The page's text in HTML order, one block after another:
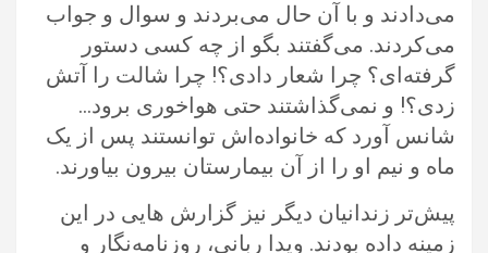
می‌دادند و با آن حال می‌بردند و سوال و ‏جواب
می‌کردند. می‌گفتند بگو از چه کسی دستور
گرفته‌ای؟ چرا شعار دادی؟! چرا شالت را آتش
شانس آورد که خانواده‌اش توانستند پس از یک
ماه و نیم او را از آن بیمارستان بیرون بیاورند. ‏
پیش‌تر زندانیان دیگر نیز گزارش هایی در این
زمینه داده بودند. ویدا ربانی، روزنامه‌نگار و